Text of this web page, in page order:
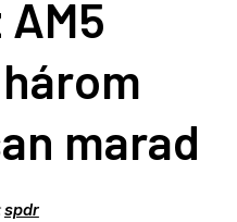
marad
spdr